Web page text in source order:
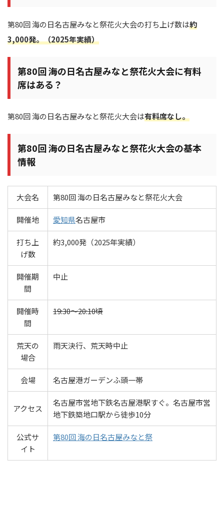
第80回 海の日名古屋みなと祭花火大会の打ち上げ数は約
3,000発。（2025年実績）
第80回 海の日名古屋みなと祭花火大会に有料
席はある？
第80回 海の日名古屋みなと祭花火大会は有料席なし。
第80回 海の日名古屋みなと祭花火大会の基本
情報
大会名 第80回 海の日名古屋みなと祭花火大会
開催地 愛知県名古屋市
打ち上
げ数
約3,000発（2025年実績）
開催期
間
中止
開催時
間
19:30～20:10頃
荒天の
場合
雨天決行、荒天時中止
会場 名古屋港ガーデンふ頭一帯
アクセス
名古屋市営地下鉄名古屋港駅すぐ。名古屋市営
地下鉄築地口駅から徒歩10分
公式サ
イト
第80回 海の日名古屋みなと祭